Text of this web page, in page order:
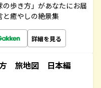
歩き方」があなたにお届
と癒やしの絶景集
詳細を見る
方 旅地図 日本編